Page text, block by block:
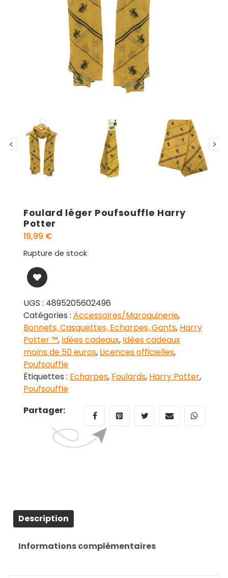
Foulard léger Poufsouffle Harry
Potter
19,99 €
Rupture de stock
UGS : 4895205602496
Catégories : Accessoires/Maroquinerie,
Bonnets, Casquettes, Echarpes, Gants, Harry
Potter ™, Idées cadeaux, Idées cadeaux
moins de 50 euros, Licences officielles,
Poufsouffle
Étiquettes : Echarpes, Foulards, Harry Potter,
Poufsouffle
Partager:
Description
Informations complémentaires